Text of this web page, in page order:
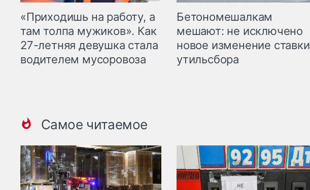
«Приходишь на работу, а
там толпа мужиков». Как
27-летняя девушка стала
водителем мусоровоза
Бетономешалкам
мешают: не исключено
новое изменение ставки
утильсбора
Самое читаемое